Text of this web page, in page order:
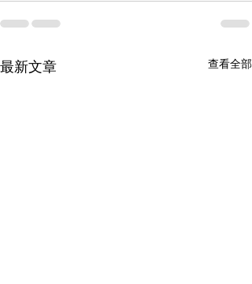
最新文章 查看全部